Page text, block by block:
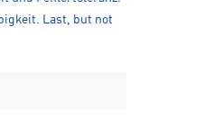
Last, but not